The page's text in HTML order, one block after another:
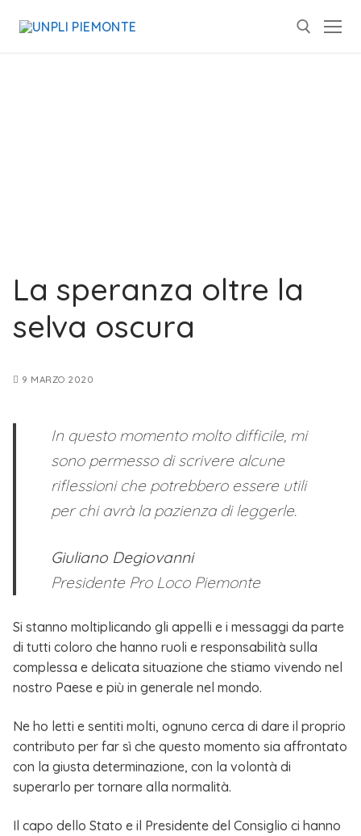
La speranza oltre la
selva oscura
9 MARZO 2020
In questo momento molto difficile, mi
sono permesso di scrivere alcune
riflessioni che potrebbero essere utili
per chi avrà la pazienza di leggerle.
Giuliano Degiovanni
Presidente Pro Loco Piemonte
Si stanno moltiplicando gli appelli e i messaggi da parte
di tutti coloro che hanno ruoli e responsabilità sulla
complessa e delicata situazione che stiamo vivendo nel
nostro Paese e più in generale nel mondo.
Ne ho letti e sentiti molti, ognuno cerca di dare il proprio
contributo per far sì che questo momento sia affrontato
con la giusta determinazione, con la volontà di
superarlo per tornare alla normalità.
Il capo dello Stato e il Presidente del Consiglio ci hanno